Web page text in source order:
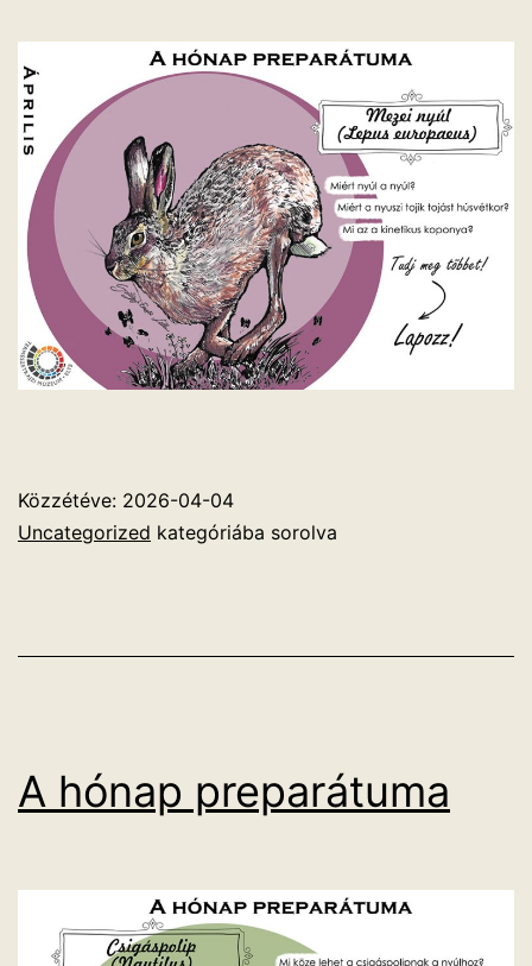
Közzétéve: 2026-04-04
Uncategorized kategóriába sorolva
A hónap preparátuma